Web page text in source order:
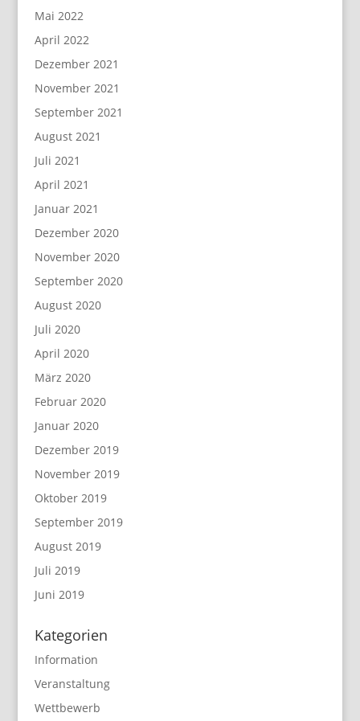
Mai 2022
April 2022
Dezember 2021
November 2021
September 2021
August 2021
Juli 2021
April 2021
Januar 2021
Dezember 2020
November 2020
September 2020
August 2020
Juli 2020
April 2020
März 2020
Februar 2020
Januar 2020
Dezember 2019
November 2019
Oktober 2019
September 2019
August 2019
Juli 2019
Juni 2019
Kategorien
Information
Veranstaltung
Wettbewerb